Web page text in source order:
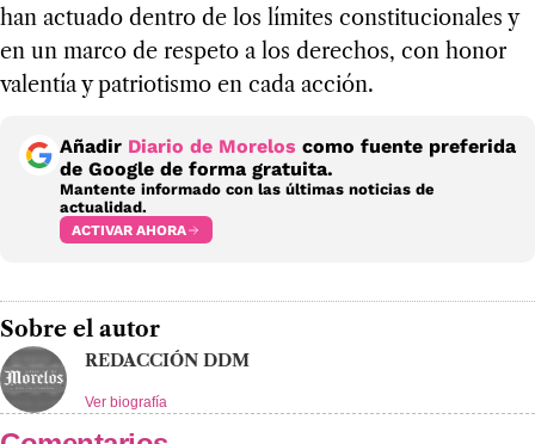
han actuado dentro de los límites constitucionales y
en un marco de respeto a los derechos, con honor
valentía y patriotismo en cada acción.
Añadir Diario de Morelos como fuente preferida
de Google de forma gratuita.
Mantente informado con las últimas noticias de
actualidad.
ACTIVAR AHORA
Sobre el autor
REDACCIÓN DDM
Ver biografía